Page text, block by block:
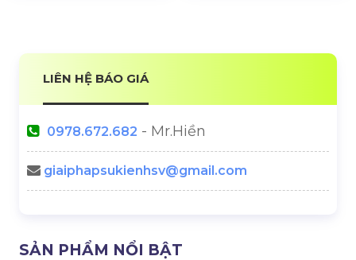
LIÊN HỆ BÁO GIÁ
0978.672.682 - Mr.Hiền
giaiphapsukienhsv@gmail.com
SẢN PHẨM NỔI BẬT